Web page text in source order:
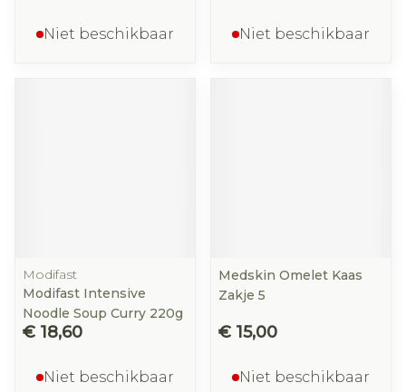
Niet beschikbaar Niet beschikbaar
Modifast
Modifast Intensive
Noodle Soup Curry 220g
€ 18,60
Niet beschikbaar
Medskin Omelet Kaas
Zakje 5
€ 15,00
Niet beschikbaar